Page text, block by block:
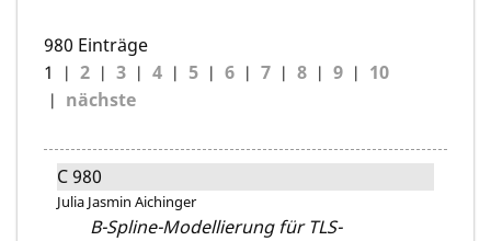
980 Einträge
1
2 3 4 5 6 7 8 9
10
nächste
C 980
Julia Jasmin Aichinger
B-Spline-Modellierung für TLS-